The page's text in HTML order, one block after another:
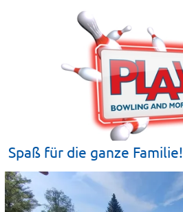
Spaß für die ganze Familie!